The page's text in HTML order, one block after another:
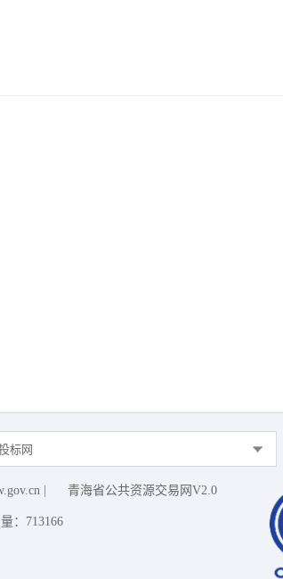
标网
青海省公共资源交易网V2.0
： 713166